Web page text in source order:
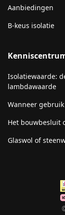
Aanbiedingen
B-keus isolatie
Isolatiewaarde:
lambdawaarde
Wanneer
Het bouwbesluit
Glaswol of